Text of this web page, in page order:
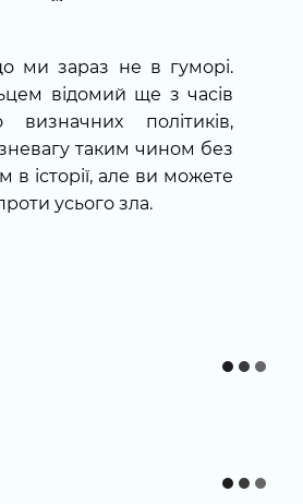
ми зараз не в гуморі.
відомий ще з часів
політиків,
таким чином без
історії, але ви можете
усього зла.